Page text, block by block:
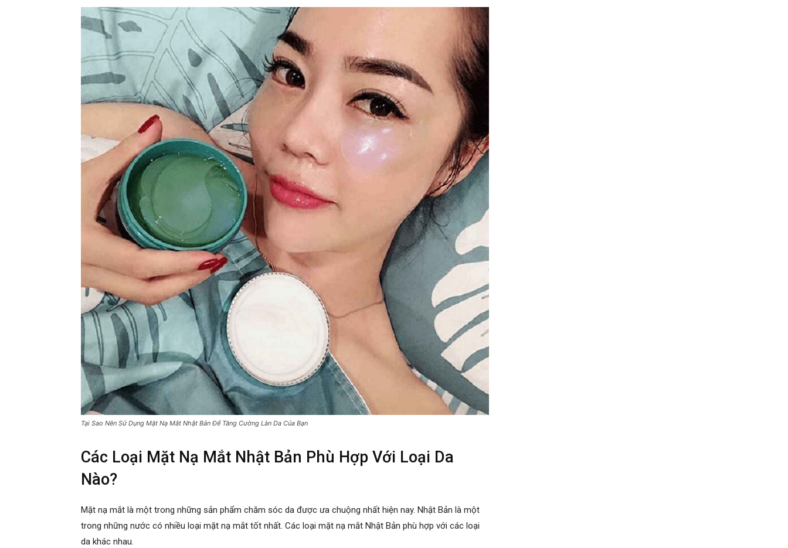
Tại Sao Nên Sử Dụng Mặt Nạ Mắt Nhật Bản Để Tăng Cường Làn Da Của Bạn
Các Loại Mặt Nạ Mắt Nhật Bản Phù Hợp Với Loại Da
Nào?
Mặt nạ mắt là một trong những sản phẩm chăm sóc da được ưa chuộng nhất hiện nay. Nhật Bản là một
trong những nước có nhiều loại mặt nạ mắt tốt nhất. Các loại mặt nạ mắt Nhật Bản phù hợp với các loại
da khác nhau.